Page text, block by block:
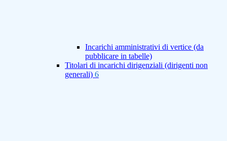
Incarichi amministrativi di vertice (da
pubblicare in tabelle)
Titolari di incarichi dirigenziali (dirigenti non
generali) 6